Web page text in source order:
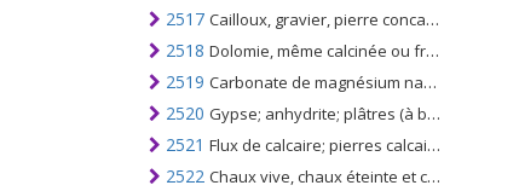
2517 Cailloux, gravier, pierre concassée pour agrégats de béton pour ballast routier ou ferroviaire, bardeau ou silex; macadam de laitier, dross, etc. granules goudronnés, gravillons, poudre de pierres du n °. 2515 et 2516
2518 Dolomie, même calcinée ou frittée; y compris la dolomite dégrossie ou simplement coupée par sciage ou autrement en blocs ou en plaques de forme carrée ou rectangulaire; mélange de dolomite
2519 Carbonate de magnésium naturel (magnésite); magnésie fusionnée; magnésie calcinée à mort (frittée), contenant ou non de petites quantités d'autres oxydes ajoutés avant le frittage; oxyde de magnésium, pur ou non
2520 Gypse; anhydrite; plâtres (à base de gypse calciné ou de sulfate de calcium), colorés ou non, avec ou sans petites quantités d'accélérateurs ou de ralentisseurs
2521 Flux de calcaire; pierres calcaires et autres pierres calcaires des types utilisés pour la fabrication de chaux ou de ciment
2522 Chaux vive, chaux éteinte et chaux hydraulique; autres que l'oxyde et l'hydroxyde de calcium du n °. 2825